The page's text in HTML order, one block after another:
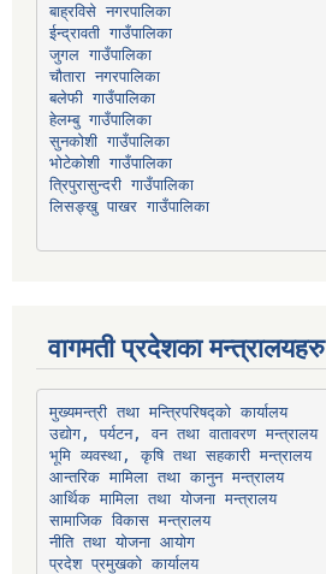
बाह्रविसे नगरपालिका
ईन्द्रावती गाउँपालिका
जुगल गाउँपालिका
चौतारा नगरपालिका
बलेफी गाउँपालिका
हेलम्बु गाउँपालिका
सुनकोशी गाउँपालिका
भोटेकोशी गाउँपालिका
त्रिपुरासुन्दरी गाउँपालिका
लिसङ्खु पाखर गाउँपालिका
वागमती प्रदेशका मन्त्रालयहरु
मुख्यमन्त्री तथा मन्त्रिपरिषद्को कार्यालय
उद्योग, पर्यटन, वन तथा वातावरण मन्त्रालय
भूमि व्यवस्था, कृषि तथा सहकारी मन्त्रालय
आन्तरिक मामिला तथा कानुन मन्त्रालय
आर्थिक मामिला तथा योजना मन्त्रालय
सामाजिक विकास मन्त्रालय
नीति तथा योजना आयोग
प्रदेश प्रमुखको कार्यालय